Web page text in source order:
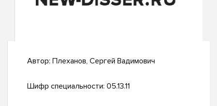
Автор: Плеханов, Сергей Вадимович
Шифр специальности: 05.13.11